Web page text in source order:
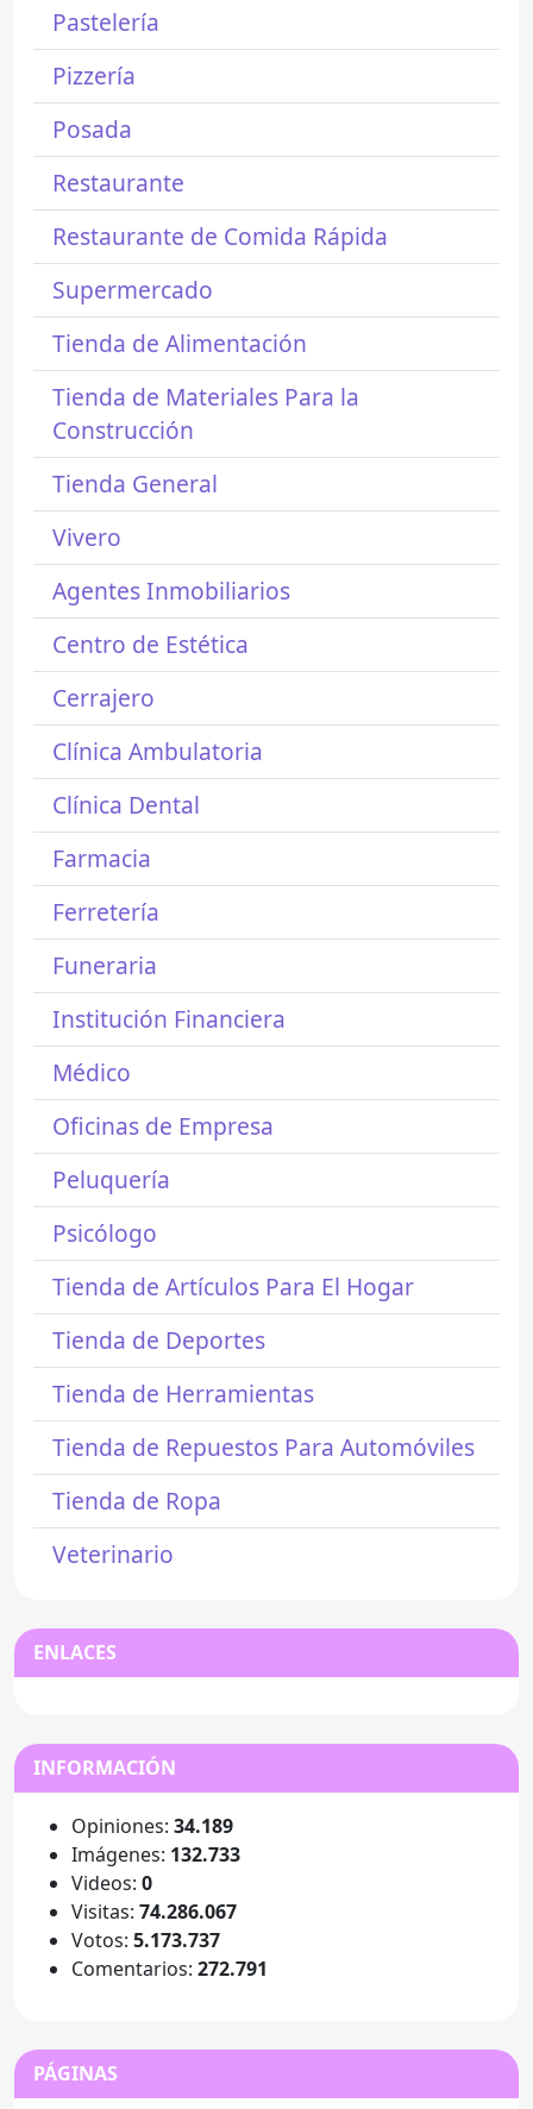
Pastelería
Pizzería
Posada
Restaurante
Restaurante de Comida Rápida
Supermercado
Tienda de Alimentación
Tienda de Materiales Para la
Construcción
Tienda General
Vivero
Agentes Inmobiliarios
Centro de Estética
Cerrajero
Clínica Ambulatoria
Clínica Dental
Farmacia
Ferretería
Funeraria
Institución Financiera
Médico
Oficinas de Empresa
Peluquería
Psicólogo
Tienda de Artículos Para El Hogar
Tienda de Deportes
Tienda de Herramientas
Tienda de Repuestos Para Automóviles
Tienda de Ropa
Veterinario
ENLACES
INFORMACIÓN
Opiniones: 34.189
Imágenes: 132.733
Videos: 0
Visitas: 74.286.067
Votos: 5.173.737
Comentarios: 272.791
PÁGINAS